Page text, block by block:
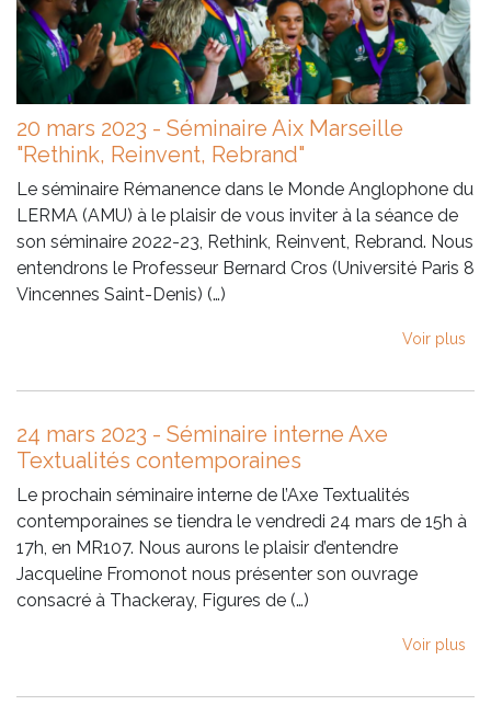
20 mars 2023 - Séminaire Aix Marseille
"Rethink, Reinvent, Rebrand"
Le séminaire Rémanence dans le Monde Anglophone du
LERMA (AMU) à le plaisir de vous inviter à la séance de
son séminaire 2022-23, Rethink, Reinvent, Rebrand. Nous
entendrons le Professeur Bernard Cros (Université Paris 8
Vincennes Saint-Denis) (…)
Voir plus
24 mars 2023 - Séminaire interne Axe
Textualités contemporaines
Le prochain séminaire interne de l’Axe Textualités
contemporaines se tiendra le vendredi 24 mars de 15h à
17h, en MR107. Nous aurons le plaisir d’entendre
Jacqueline Fromonot nous présenter son ouvrage
consacré à Thackeray, Figures de (…)
Voir plus